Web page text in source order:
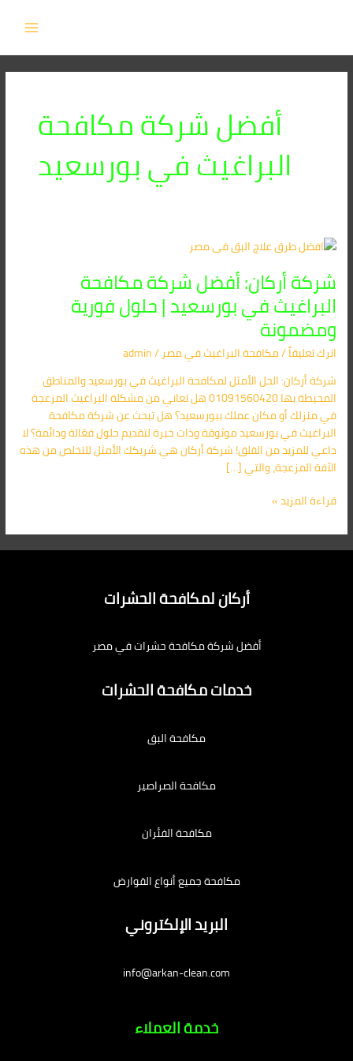
أفضل شركة مكافحة
البراغيث في بورسعيد
شركة أركان: أفضل شركة مكافحة
البراغيث في بورسعيد | حلول فورية
ومضمونة
اترك تعليقاً/مكافحة البراغيث​ في مصر/
admin
شركة أركان: الحل الأمثل لمكافحة البراغيث في بورسعيد والمناطق
المحيطة بها 01091560420 هل تعاني من مشكلة البراغيث المزعجة
في منزلك أو مكان عملك ببورسعيد؟ هل تبحث عن شركة مكافحة
البراغيث في بورسعيد موثوقة وذات خبرة لتقديم حلول فعّالة ودائمة؟ لا
داعي للمزيد من القلق! شركة أركان هي شريكك الأمثل للتخلص من هذه
الآفة المزعجة، والتي […]
شركة
أفضل
شركة
مكافحة
البراغيث
في
بورسعيد
|
حلول
فورية
ومضمونة
قراءة المزيد »
أركان لمكافحة الحشرات
أفضل شركة مكافحة حشرات في مصر
خدمات مكافحة الحشرات
مكافحة البق
مكافحة الصراصير
مكافحة الفئران
مكافحة جميع أنواع القوارض
البريد الإلكتروني
info@arkan-clean.com
خدمة العملاء